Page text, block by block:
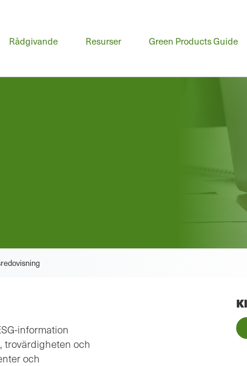
Rådgivande Resurser Green Products Guide
information
trovärdigheten och
och